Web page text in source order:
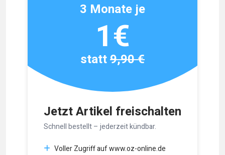
Jetzt Artikel freischalten
Schnell bestellt – jederzeit kündbar.
Voller Zugriff auf www.oz-online.de
3 Monate je
1€
statt9,90 €